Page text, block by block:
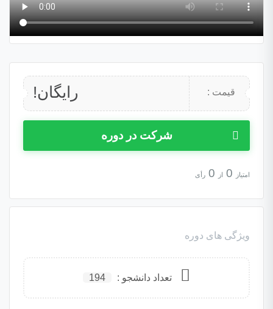
قیمت : رایگان!
شرکت در دوره
امتیاز 0 از 0 رأی
ویژگی های دوره
تعداد دانشجو : 194